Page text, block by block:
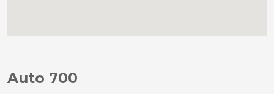
Auto 700